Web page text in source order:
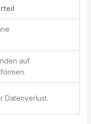
auf
Datenverlust.